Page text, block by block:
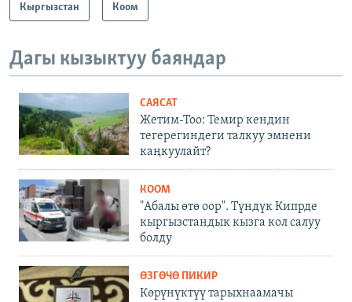
Кыргызстан Коом
Дагы кызыктуу баяндар
САЯСАТ
Жетим-Тоо: Темир кендин
тегерегиндеги талкуу эмнени
каңкуулайт?
КООМ
"Абалы өтө оор". Түндүк Кипрде
кыргызстандык кызга кол салуу
болду
ӨЗГӨЧӨ ПИКИР
Көрүнүктүү тарыхнаамачы